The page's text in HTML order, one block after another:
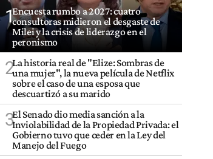
1Encuesta rumbo a 2027: cuatro
consultoras midieron el desgaste de
Milei y la crisis de liderazgo en el
peronismo
2La historia real de "Elize: Sombras de
una mujer", la nueva película de Netflix
sobre el caso de una esposa que
descuartizó a su marido
3El Senado dio media sanción a la
Inviolabilidad de la Propiedad Privada: el
Gobierno tuvo que ceder en la Ley del
Manejo del Fuego